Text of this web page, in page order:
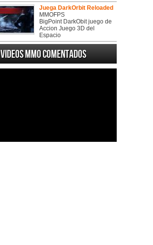
Juega DarkOrbit Reloaded
MMOFPS
BigPoint DarkObit juego de
Accion Juego 3D del
Espacio
Videos MMO Comentados